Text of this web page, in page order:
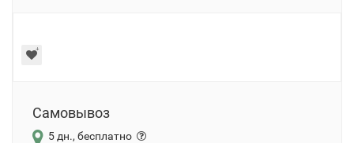
Самовывоз
5 дн., бесплатно